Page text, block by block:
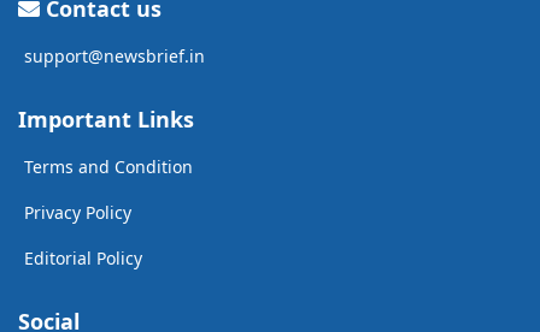
Contact us
support@newsbrief.in
Important Links
Terms and Condition
Privacy Policy
Editorial Policy
Social